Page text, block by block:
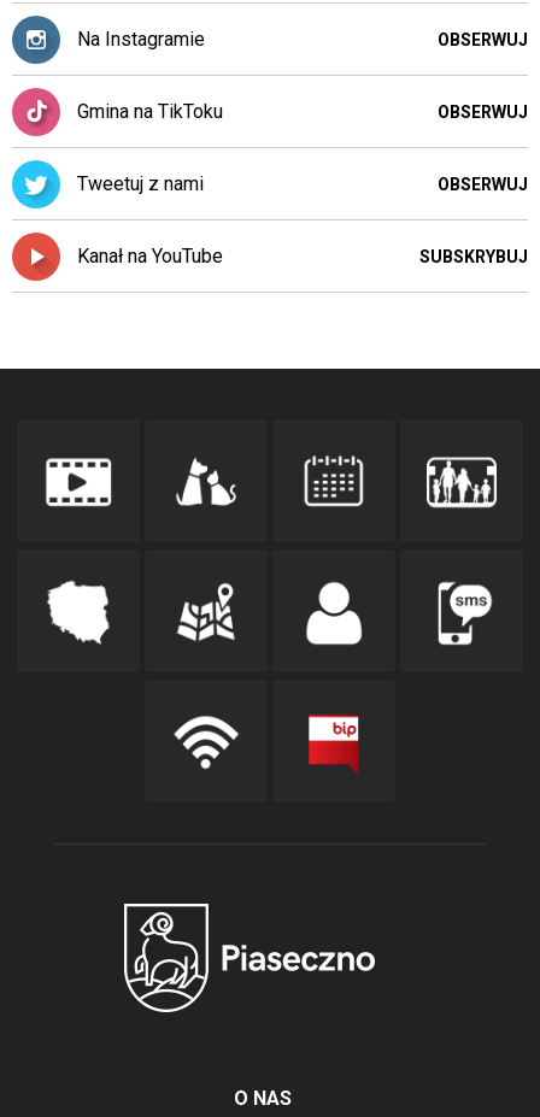
Na Instagramie OBSERWUJ
Gmina na TikToku OBSERWUJ
Tweetuj z nami OBSERWUJ
Kanał na YouTube SUBSKRYBUJ
O NAS